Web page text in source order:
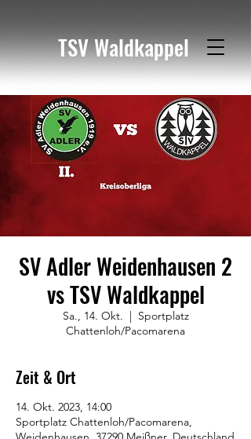
TSV Waldkappel
SV Adler Weidenhausen 2
vs TSV Waldkappel
Sa., 14. Okt.
  |
Sportplatz
Chattenloh/Pacomarena
Zeit & Ort
14. Okt. 2023, 14:00
Sportplatz Chattenloh/Pacomarena,